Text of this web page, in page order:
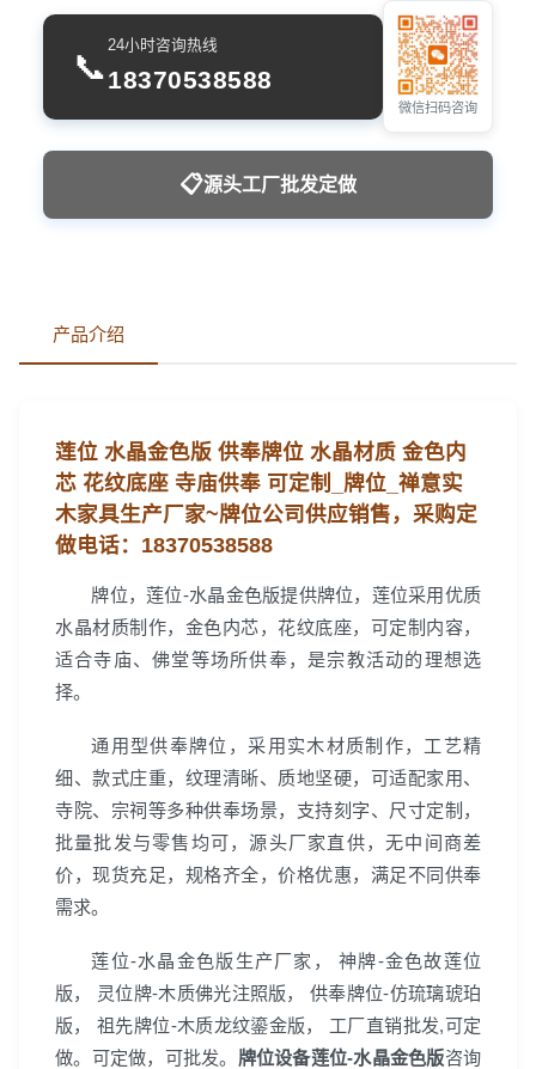
📞
24小时咨询热线
18370538588
微信扫码咨询
📋源头工厂批发定做
产品介绍
莲位 水晶金色版 供奉牌位 水晶材质 金色内
芯 花纹底座 寺庙供奉 可定制_牌位_禅意实
木家具生产厂家~牌位公司供应销售， 采购定
做电话： 18370538588
牌位，莲位-水晶金色版提供牌位，莲位采用优质
水晶材质制作，金色内芯，花纹底座，可定制内容，
适合寺庙、佛堂等场所供奉，是宗教活动的理想选
择。
通用型供奉牌位，采用实木材质制作，工艺精
细、款式庄重，纹理清晰、质地坚硬，可适配家用、
寺院、宗祠等多种供奉场景，支持刻字、尺寸定制，
批量批发与零售均可，源头厂家直供，无中间商差
价，现货充足，规格齐全，价格优惠，满足不同供奉
需求。
莲位-水晶金色版生产厂家， 神牌-金色故莲位
版， 灵位牌-木质佛光注照版， 供奉牌位-仿琉璃琥珀
版， 祖先牌位-木质龙纹鎏金版， 工厂直销批发,可定
做。可定做，可批发。 牌位设备莲位-水晶金色版咨询